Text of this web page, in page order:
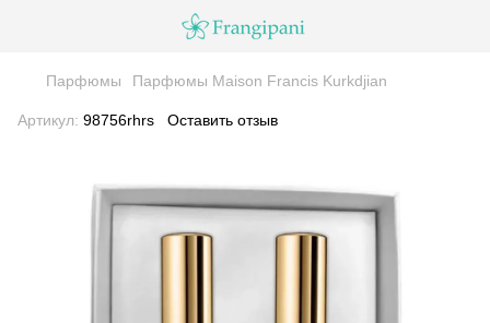
Парфюмы Парфюмы Maison Francis Kurkdjian
Артикул: 98756rhrs Оставить отзыв